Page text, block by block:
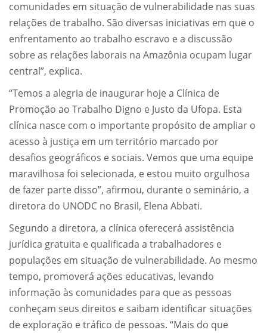
comunidades em situação de vulnerabilidade nas suas
relações de trabalho. São diversas iniciativas em que o
enfrentamento ao trabalho escravo e a discussão
sobre as relações laborais na Amazônia ocupam lugar
central”, explica.
“Temos a alegria de inaugurar hoje a Clínica de
Promoção ao Trabalho Digno e Justo da Ufopa. Esta
clínica nasce com o importante propósito de ampliar o
acesso à justiça em um território marcado por
desafios geográficos e sociais. Vemos que uma equipe
maravilhosa foi selecionada, e estou muito orgulhosa
de fazer parte disso”, afirmou, durante o seminário, a
diretora do UNODC no Brasil, Elena Abbati.
Segundo a diretora, a clínica oferecerá assistência
jurídica gratuita e qualificada a trabalhadores e
populações em situação de vulnerabilidade. Ao mesmo
tempo, promoverá ações educativas, levando
informação às comunidades para que as pessoas
conheçam seus direitos e saibam identificar situações
de exploração e tráfico de pessoas. “Mais do que